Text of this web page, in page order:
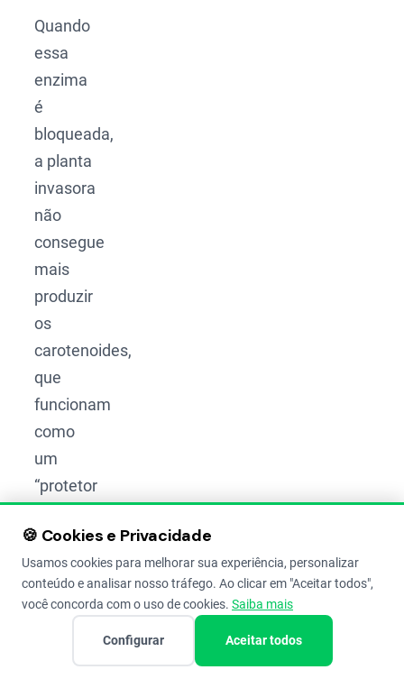
Quando
essa
enzima
é
bloqueada,
a planta
invasora
não
consegue
mais
produzir
os
carotenoides,
que
funcionam
como
um
“protetor
para a
clorofila.
Sem
🍪 Cookies e Privacidade
Usamos cookies para melhorar sua experiência, personalizar
conteúdo e analisar nosso tráfego. Ao clicar em "Aceitar todos",
você concorda com o uso de cookies. Saiba mais
Configurar Aceitar todos